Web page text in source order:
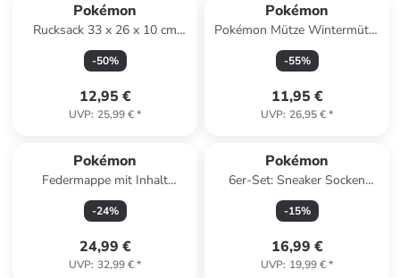
Pokémon
Rucksack 33 x 26 x 10 cm
Kinder Vorschulrucksack
-50%
12,95 €
UVP: 25,99 €*
Pokémon
Pokémon Mütze Wintermütze
Kopfbedeckung ideal für in
Rot
-55%
11,95 €
UVP: 26,95 €*
Pokémon
Federmappe mit Inhalt
Pikachu Design 2-Fächer in
Schwarz
-24%
24,99 €
UVP: 32,99 €*
Pokémon
6er-Set: Sneaker Socken
Pikachu in Mehrfarbig
-15%
16,99 €
UVP: 19,99 €*